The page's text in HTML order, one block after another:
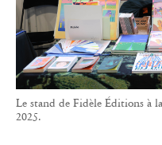
Le stand de Fidèle Éditions à
2025.